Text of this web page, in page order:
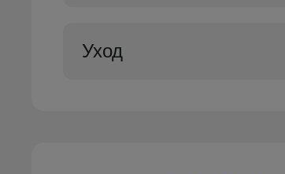
Уход